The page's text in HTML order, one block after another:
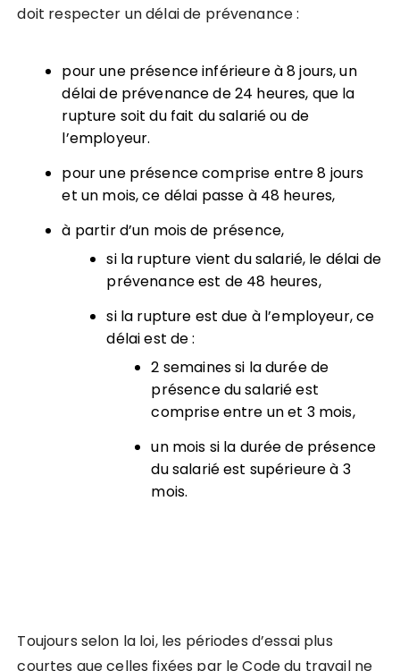
doit respecter un délai de prévenance :
pour une présence inférieure à 8 jours, un
délai de prévenance de 24 heures, que la
rupture soit du fait du salarié ou de
l’employeur.
pour une présence comprise entre 8 jours
et un mois, ce délai passe à 48 heures,
à partir d’un mois de présence,
si la rupture vient du salarié, le délai de
prévenance est de 48 heures,
si la rupture est due à l’employeur, ce
délai est de :
2 semaines si la durée de
présence du salarié est
comprise entre un et 3 mois,
un mois si la durée de présence
du salarié est supérieure à 3
mois.
Toujours selon la loi, les périodes d’essai plus
courtes que celles fixées par le Code du travail ne